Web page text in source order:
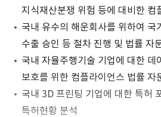
지식재산분쟁 위험 등에 대비한 컴
국내 유수의 해운회사를 위하여 국
수출 승인 등 절차 진행 및 법률 자
국내 자율주행기술 기업에 대한 데
보호를 위한 컴플라이언스 법률 자
국내 3D 프린팅 기업에 대한 특허
특허현황 분석